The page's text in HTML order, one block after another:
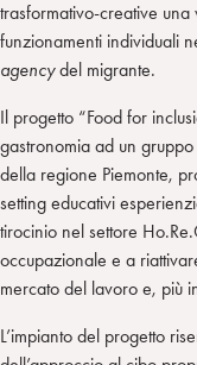
trasformativo-creative
funzionamenti individuali
agencydel migrante.
Il progetto “Food for
gastronomia ad un
della regione Piemonte,
setting educativi
tirocinio nel settore
occupazionale e a
mercato del lavoro e, più
L’impianto del progetto